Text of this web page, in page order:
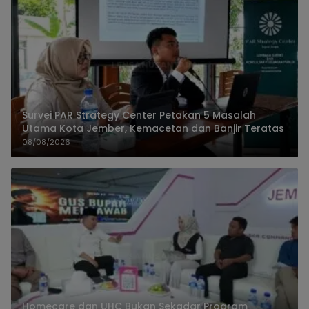
Survei PAR Strategy Center Petakan 5 Masalah
Utama Kota Jember, Kemacetan dan Banjir Teratas
08/08/2026